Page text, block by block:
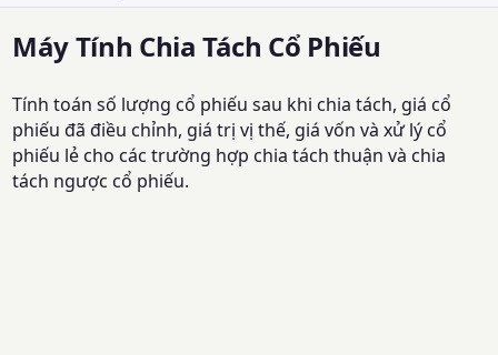
Máy Tính Chia Tách Cổ Phiếu
Tính toán số lượng cổ phiếu sau khi chia tách, giá cổ
phiếu đã điều chỉnh, giá trị vị thế, giá vốn và xử lý cổ
phiếu lẻ cho các trường hợp chia tách thuận và chia
tách ngược cổ phiếu.